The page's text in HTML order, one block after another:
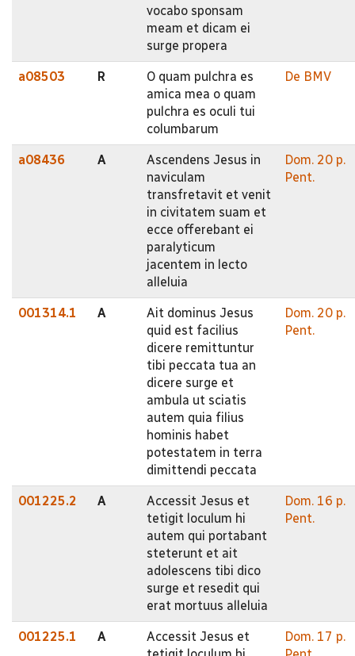
vocabo sponsam
meam et dicam ei
surge propera
a08503 R
O quam pulchra es
amica mea o quam
pulchra es oculi tui
columbarum
De BMV
a08436 A
Ascendens Jesus in
naviculam
transfretavit et venit
in civitatem suam et
ecce offerebant ei
paralyticum
jacentem in lecto
alleluia
Dom. 20 p.
Pent.
001314.1 A
Ait dominus Jesus
quid est facilius
dicere remittuntur
tibi peccata tua an
dicere surge et
ambula ut sciatis
autem quia filius
hominis habet
potestatem in terra
dimittendi peccata
Dom. 20 p.
Pent.
001225.2 A
Accessit Jesus et
tetigit loculum hi
autem qui portabant
steterunt et ait
adolescens tibi dico
surge et resedit qui
erat mortuus alleluia
Dom. 16 p.
Pent.
001225.1 A
Accessit Jesus et
Dom. 17 p.